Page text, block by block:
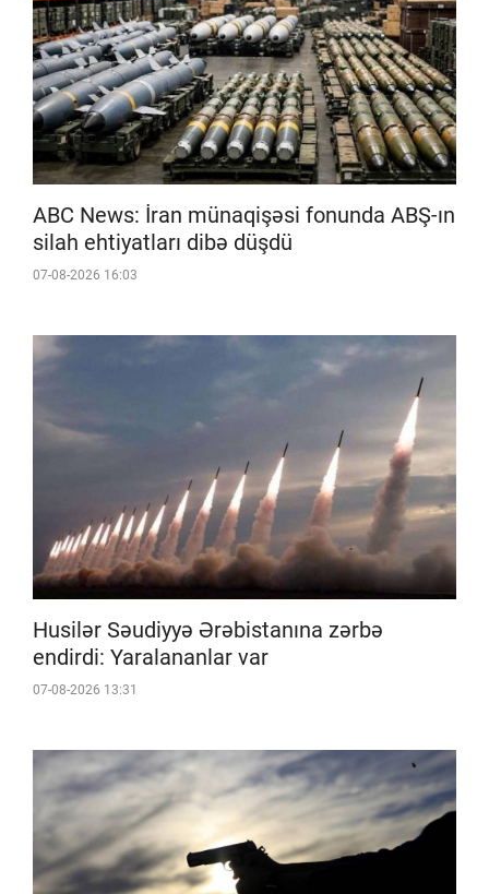
ABC News: İran münaqişəsi fonunda ABŞ-ın
silah ehtiyatları dibə düşdü
07-08-2026 16:03
Husilər Səudiyyə Ərəbistanına zərbə
endirdi: Yaralananlar var
07-08-2026 13:31